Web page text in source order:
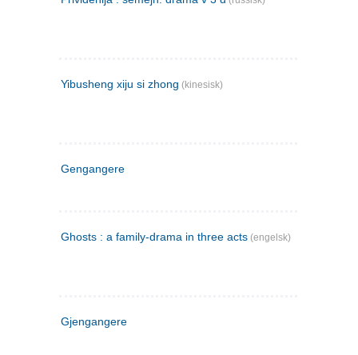
Yibusheng xiju si zhong (kinesisk)
Gengangere
Ghosts : a family-drama in three acts (engelsk)
Gjengangere